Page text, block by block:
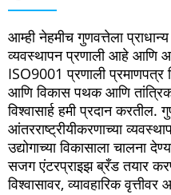
आम्ही नेहमीच गुणवत्तेला
व्यवस्थापन प्रणाली आहे आणि
ISO9001 प्रणाली
आणि विकास पथक आणि
विश्वासार्ह हमी प्रदान करतील.
आंतरराष्ट्रीयीकरणाच्या
उद्योगाच्या विकासाला चालना
सजग एंटरप्राइझ ब्रँड तयार
विश्वासावर, व्यावहारिक